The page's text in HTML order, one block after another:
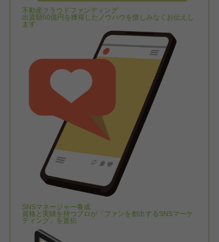
不動産クラウドファンディング
出資額50億円を獲得したノウハウを惜しみなくお伝えし
ます
SNSマネージャー養成
資格と実績を持つプロが「ファンを創出するSNSマーケ
ティング」を直伝